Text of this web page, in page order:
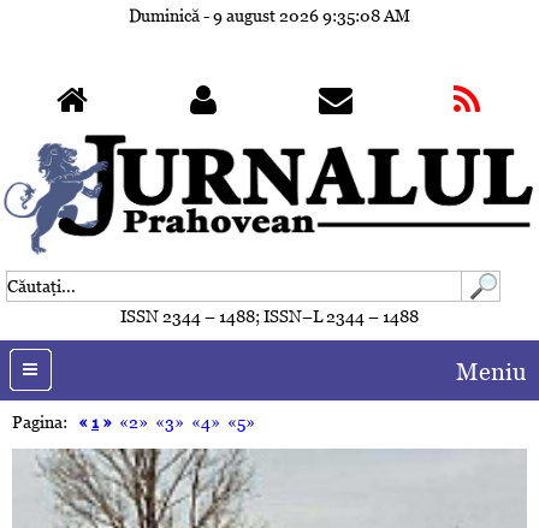
Duminică - 9 august 20269:35:11 AM
ISSN 2344 – 1488; ISSN–L 2344 – 1488
Meniu
Pagina: «1» «2» «3» «4» «5»